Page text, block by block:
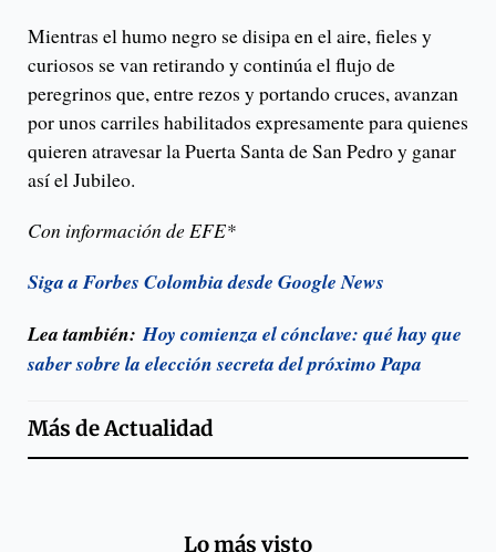
Mientras el humo negro se disipa en el aire, fieles y
curiosos se van retirando y continúa el flujo de
peregrinos que, entre rezos y portando cruces, avanzan
por unos carriles habilitados expresamente para quienes
quieren atravesar la Puerta Santa de San Pedro y ganar
así el Jubileo.
Con información de EFE*
Siga a Forbes Colombia desde Google News
Lea también:Hoy comienza el cónclave: qué hay que
saber sobre la elección secreta del próximo Papa
Más deActualidad
Lo más visto